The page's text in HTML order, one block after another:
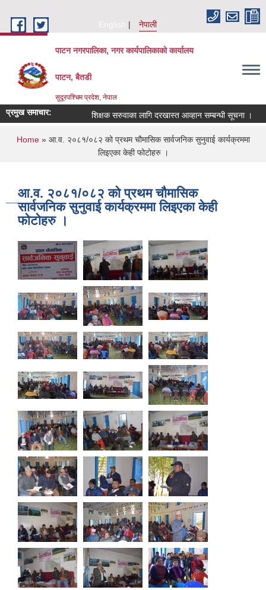
English
नेपाली
पाटन नगरपालिका, नगर कार्यपालिकाको कार्यालय
पाटन, बैतडी
सुदूरपश्चिम प्रदेश, नेपाल
प्रमुख समाचार: शिक्षक सरुवाका लागि दरखास्त आव्हान सम्बन्धी सूचना ।
You are here
Home» आ.व. २०८१/०८२ को प्रथम चौमासिक सार्वजनिक सुनुवाई कार्यक्रममा
लिइएका केही फोटोहरु ।
आ.व. २०८१/०८२ को प्रथम चौमासिक
सार्वजनिक सुनुवाई कार्यक्रममा लिइएका केही
फोटोहरु ।